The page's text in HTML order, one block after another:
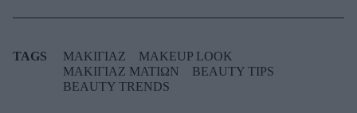
TAGS ΜΑΚΙΓΙΑΖ
MAKEUP LOOK
ΜΑΚΙΓΙΑΖ ΜΑΤΙΩΝ
BEAUTY TIPS
BEAUTY TRENDS